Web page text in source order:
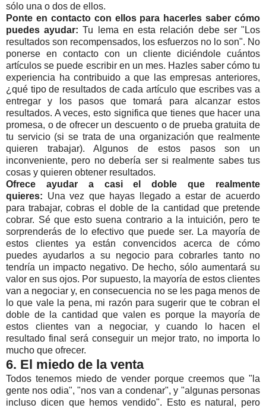
sólo una o dos de ellos.
Ponte en contacto con ellos para hacerles saber cómo
puedes ayudar:Tu lema en esta relación debe ser "Los
resultados son recompensados, los esfuerzos no lo son". No
ponerse en contacto con un cliente diciéndole cuántos
artículos se puede escribir en un mes. Hazles saber cómo tu
experiencia ha contribuido a que las empresas anteriores,
¿qué tipo de resultados de cada artículo que escribes vas a
entregar y los pasos que tomará para alcanzar estos
resultados. A veces, esto significa que tienes que hacer una
promesa, o de ofrecer un descuento o de prueba gratuita de
tu servicio (si se trata de una organización que realmente
quieren trabajar). Algunos de estos pasos son un
inconveniente, pero no debería ser si realmente sabes tus
cosas y quieren obtener resultados.
Ofrece ayudar a casi el doble que realmente
quieres: Una vez que hayas llegado a estar de acuerdo
para trabajar, cobras el doble de la cantidad que pretende
cobrar. Sé que esto suena contrario a la intuición, pero te
sorprenderás de lo efectivo que puede ser. La mayoría de
estos clientes ya están convencidos acerca de cómo
puedes ayudarlos a su negocio para cobrarles tanto no
tendría un impacto negativo. De hecho, sólo aumentará su
valor en sus ojos. Por supuesto, la mayoría de estos clientes
van a negociar y, en consecuencia no se les paga menos de
lo que vale la pena, mi razón para sugerir que te cobran el
doble de la cantidad que valen es porque la mayoría de
estos clientes van a negociar, y cuando lo hacen el
resultado final será conseguir un mejor trato, no importa lo
mucho que ofrecer.
6. El miedo de la venta
Todos tenemos miedo de vender porque creemos que "la
gente nos odia", "nos van a condenar", y "algunas personas
incluso dicen que hemos vendido". Esto es natural, pero